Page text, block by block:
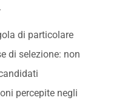
di particolare
di selezione: non
percepite negli